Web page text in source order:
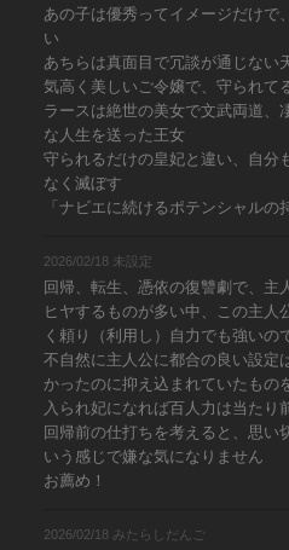
あの子は優秀ってイメージだけで
い
あちらは真面目で冗談が通じない
気高く美しいご令嬢で、守られて
ラースは絶世の美女で文武両道、
な人生を送った王女
守られるだけの皇妃と違い、自分
なく滅ぼす
「ナビエに続けるポテンシャル
2026/02/18 未設定
回帰、転生、憑依の復讐劇で、主
ヒヤするものが多い中、この主人
く頼り（利用し）自力でも強いの
不自然に主人公に都合の良い設定
かったのに抑え込まれていたもの
入られ妃になれば百人力は当たり
回帰前の仕打ちを考えると、思い
いう感じで嫌な気になりません
お薦め！
2026/02/18 みたらしだんご